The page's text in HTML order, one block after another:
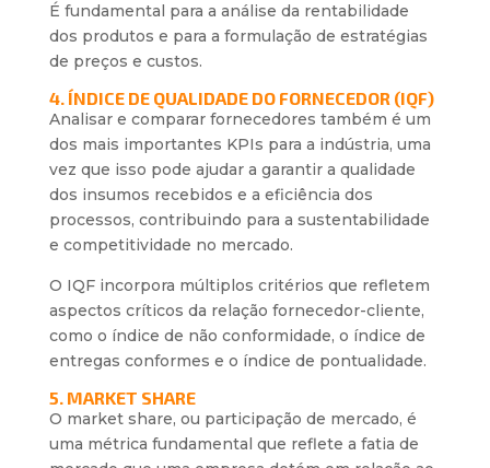
É fundamental para a análise da rentabilidade
dos produtos e para a formulação de estratégias
de preços e custos.
4. ÍNDICE DE QUALIDADE DO FORNECEDOR (IQF)
Analisar e comparar fornecedores também é um
dos mais importantes KPIs para a indústria, uma
vez que isso pode ajudar a garantir a qualidade
dos insumos recebidos e a eficiência dos
processos, contribuindo para a sustentabilidade
e competitividade no mercado.
O IQF incorpora múltiplos critérios que refletem
aspectos críticos da relação fornecedor-cliente,
como o índice de não conformidade, o índice de
entregas conformes e o índice de pontualidade.
5. MARKET SHARE
O market share, ou participação de mercado, é
uma métrica fundamental que reflete a fatia de